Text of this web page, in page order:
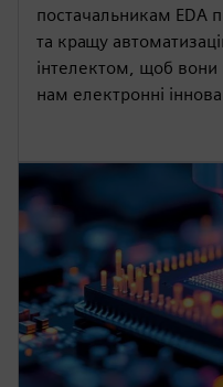
постачальникам EDA
та кращу
інтелектом, щоб
нам електронні